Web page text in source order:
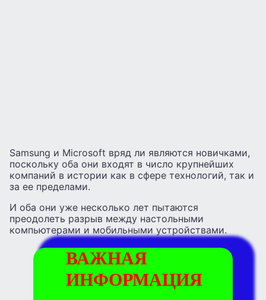
Samsung и Microsoft вряд ли являются новичками,
поскольку оба они входят в число крупнейших
компаний в истории как в сфере технологий, так и
за ее пределами.
И оба они уже несколько лет пытаются
преодолеть разрыв между настольными
компьютерами и мобильными устройствами.
ВАЖНАЯ
ИНФОРМАЦИЯ